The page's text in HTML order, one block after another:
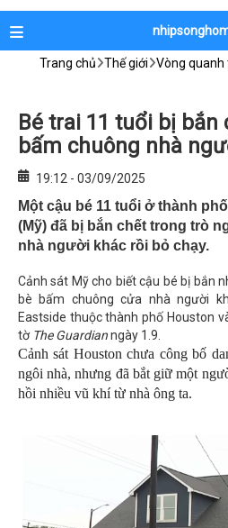
Trang chủ Thế giới Vòng quanh
Bé trai 11 tuổi bị
bấm chuông nhà
19:12 - 03/09/2025
Một cậu bé 11 tuổi ở thành
(Mỹ) đã bị bắn chết trong trò
nhà người khác rồi bỏ chạy.
Cảnh sát Mỹ cho biết cậu bé bị bắn
bè bấm chuông cửa nhà người
Eastside thuộc thành phố Houston
tờ The Guardianngày 1.9.
Cảnh sát Houston chưa công bố
ngôi nhà, nhưng đã bắt giữ một
hồi nhiều vũ khí từ nhà ông ta.